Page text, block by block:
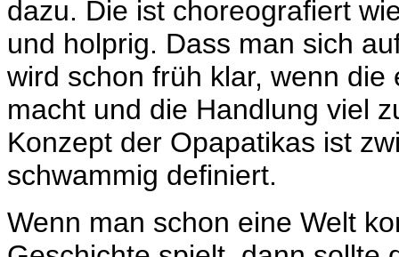
dazu. Die ist choreografiert
und holprig. Dass man sich
wird schon früh klar, wenn
macht und die Handlung viel
Konzept der Opapatikas ist
schwammig definiert.
Wenn man schon eine Welt